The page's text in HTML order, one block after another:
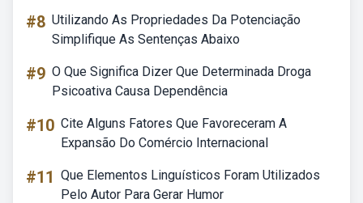
#8 Utilizando As Propriedades Da Potenciação
Simplifique As Sentenças Abaixo
#9 O Que Significa Dizer Que Determinada Droga
Psicoativa Causa Dependência
#10 Cite Alguns Fatores Que Favoreceram A
Expansão Do Comércio Internacional
#11 Que Elementos Linguísticos Foram Utilizados
Pelo Autor Para Gerar Humor